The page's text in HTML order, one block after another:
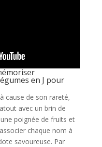
en J pour
cause de son rareté,
avec un brin de
poignée de fruits et
chaque nom à
savoureuse. Par